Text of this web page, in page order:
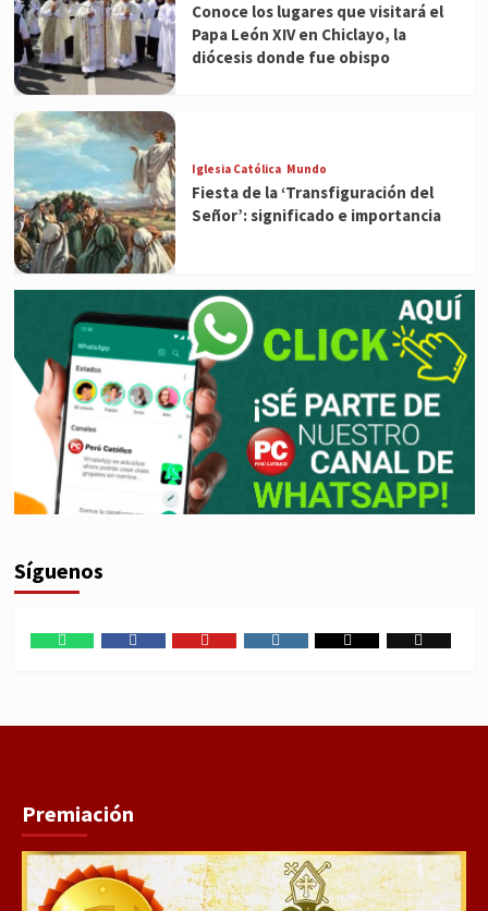
Conoce los lugares que visitará el
Papa León XIV en Chiclayo, la
diócesis donde fue obispo
Iglesia Católica Mundo
Fiesta de la ‘Transfiguración del
Señor’: significado e importancia
Síguenos
Premiación